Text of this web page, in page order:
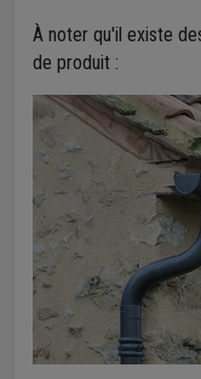
À noter qu'il existe
de produit :